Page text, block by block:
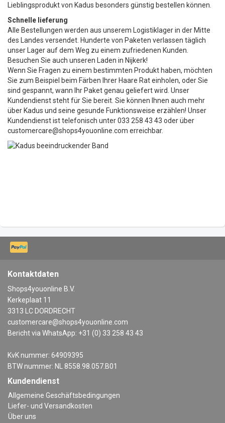
Lieblingsprodukt von Kadus besonders günstig bestellen können.
Schnelle lieferung
Alle Bestellungen werden aus unserem Logistiklager in der Mitte
des Landes versendet. Hunderte von Paketen verlassen täglich
unser Lager auf dem Weg zu einem zufriedenen Kunden.
Besuchen Sie auch unseren Laden in Nijkerk!
Wenn Sie Fragen zu einem bestimmten Produkt haben, möchten
Sie zum Beispiel beim Färben Ihrer Haare Rat einholen, oder Sie
sind gespannt, wann Ihr Paket genau geliefert wird. Unser
Kundendienst steht für Sie bereit. Sie können Ihnen auch mehr
über Kadus und seine gesunde Funktionsweise erzählen! Unser
Kundendienst ist telefonisch unter 033 258 43 43 oder über
customercare@shops4youonline.com erreichbar.
Kontaktdaten
Shops4youonline B.V.
Kerkeplaat 11
3313 LC DORDRECHT
customercare@shops4youonline.com
Bericht via WhatsApp: +31 (0) 33 258 43 43
KvK nummer: 64909395
BTW nummer: NL 8558.98.057.B01
Kundendienst
Allgemeine Geschäftsbedingungen
Liefer- und Versandkosten
Über uns